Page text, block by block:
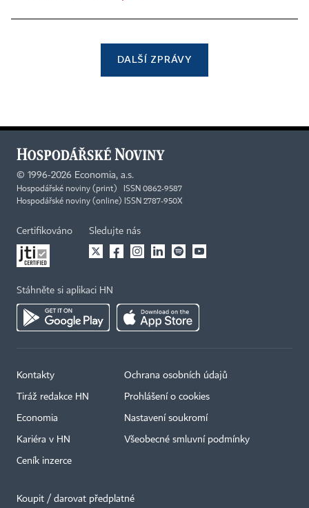
DALŠÍ ZPRÁVY
© 1996-2026 Economia, a.s.
Hospodářské noviny (print) ISSN 0862-9587
Hospodářské noviny (online) ISSN 2787-950X
Certifikováno Sledujte nás
Stáhněte si aplikaci HN
Kontakty
Tiráž redakce HN
Economia
Kariéra v HN
Ceník inzerce
Ochrana osobních údajů
Prohlášení o cookies
Nastavení soukromí
Všeobecné smluvní podmínky
Koupit / darovat předplatné